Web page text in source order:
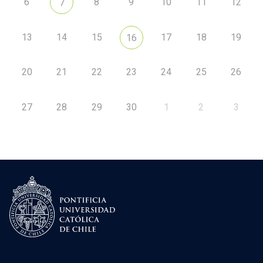
7
13 14 15 16 17 18 19
20 21 22 23 24 25 26
27 28 29 30 1 2 3